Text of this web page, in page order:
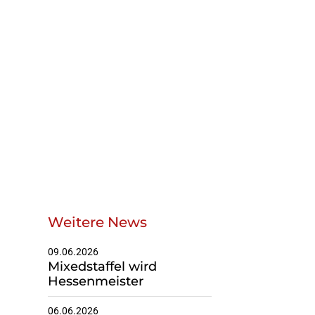
Weitere News
09.06.2026
Mixedstaffel wird
Hessenmeister
06.06.2026